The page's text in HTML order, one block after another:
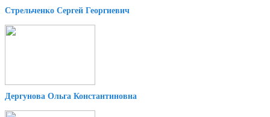
Стрельченко Сергей Георгиевич
Дергунова Ольга Константиновна